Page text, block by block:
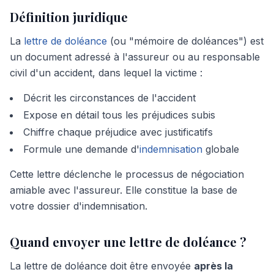
Définition juridique
La lettre de doléance (ou "mémoire de doléances") est
un document adressé à l'assureur ou au responsable
civil d'un accident, dans lequel la victime :
Décrit les circonstances de l'accident
Expose en détail tous les préjudices subis
Chiffre chaque préjudice avec justificatifs
Formule une demande d'indemnisation globale
Cette lettre déclenche le processus de négociation
amiable avec l'assureur. Elle constitue la base de
votre dossier d'indemnisation.
Quand envoyer une lettre de doléance ?
La lettre de doléance doit être envoyée après la